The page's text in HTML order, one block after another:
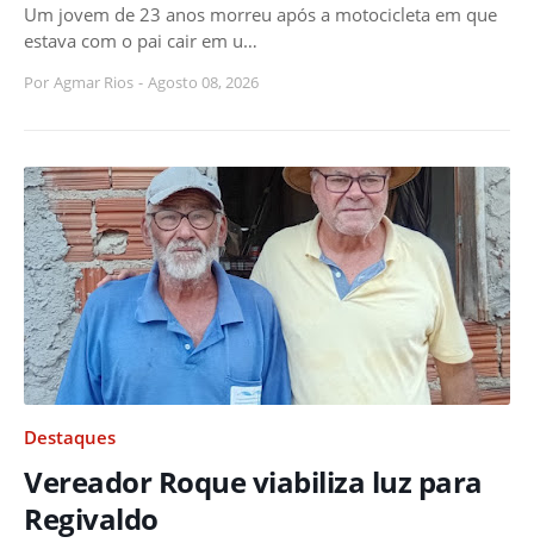
Um jovem de 23 anos morreu após a motocicleta em que
estava com o pai cair em u…
Por Agmar Rios - Agosto 08, 2026
Destaques
Vereador Roque viabiliza luz para
Regivaldo